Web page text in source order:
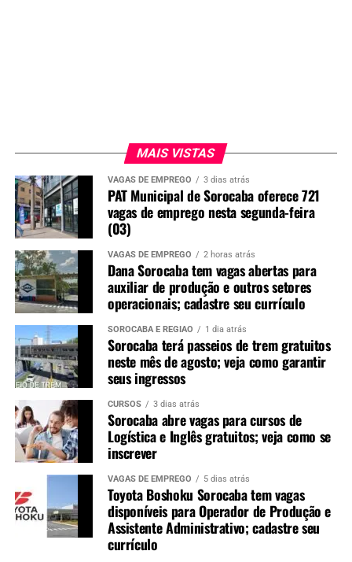
MAIS VISTAS
VAGAS DE EMPREGO 3 dias atrás
PAT Municipal de Sorocaba oferece 721
vagas de emprego nesta segunda-feira
(03)
VAGAS DE EMPREGO 2 horas atrás
Dana Sorocaba tem vagas abertas para
auxiliar de produção e outros setores
operacionais; cadastre seu currículo
SOROCABA E REGIÃO 1 dia atrás
Sorocaba terá passeios de trem gratuitos
neste mês de agosto; veja como garantir
seus ingressos
CURSOS 3 dias atrás
Sorocaba abre vagas para cursos de
Logística e Inglês gratuitos; veja como se
inscrever
VAGAS DE EMPREGO 5 dias atrás
Toyota Boshoku Sorocaba tem vagas
disponíveis para Operador de Produção e
Assistente Administrativo; cadastre seu
currículo